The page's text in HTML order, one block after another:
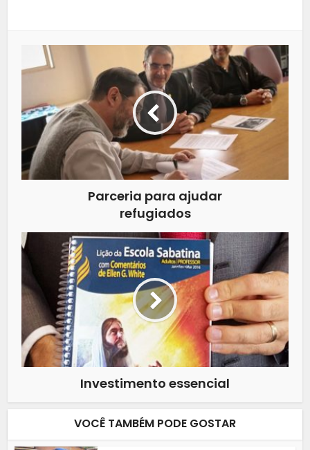
Parceria para ajudar
refugiados
Investimento essencial
VOCÊ TAMBÉM PODE GOSTAR